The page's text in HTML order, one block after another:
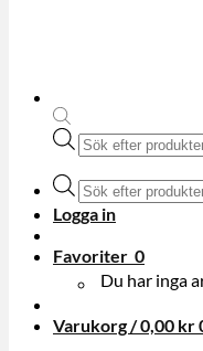
Produktsökning
Produktsökning
Logga in
Favoriter 0
Du har inga
Varukorg /0,00 kr